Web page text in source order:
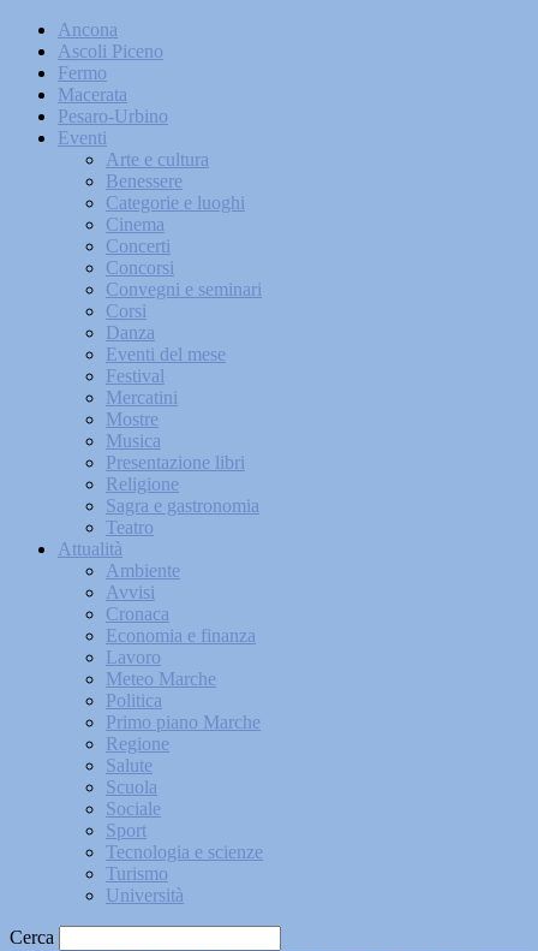
Ancona
Ascoli Piceno
Fermo
Macerata
Pesaro-Urbino
Eventi
Arte e cultura
Benessere
Categorie e luoghi
Cinema
Concerti
Concorsi
Convegni e seminari
Corsi
Danza
Eventi del mese
Festival
Mercatini
Mostre
Musica
Presentazione libri
Religione
Sagra e gastronomia
Teatro
Attualità
Ambiente
Avvisi
Cronaca
Economia e finanza
Lavoro
Meteo Marche
Politica
Primo piano Marche
Regione
Salute
Scuola
Sociale
Sport
Tecnologia e scienze
Turismo
Università
Cerca